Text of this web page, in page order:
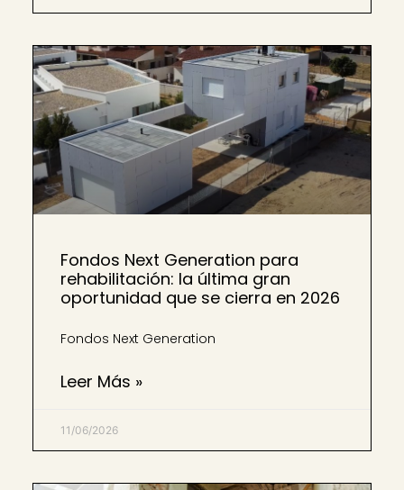
Fondos Next Generation para
rehabilitación: la última gran
oportunidad que se cierra en 2026
Fondos Next Generation
Leer Más »
11/06/2026